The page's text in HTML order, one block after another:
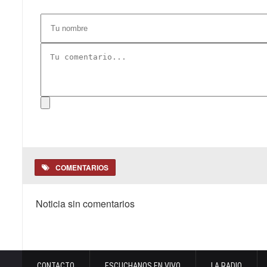
COMENTARIOS
Noticia sin comentarios